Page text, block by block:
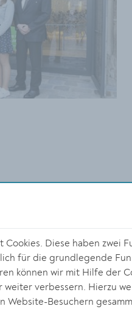
Diese haben zwei
für die grundlegende
können wir mit Hilfe der
weiter verbessern. Hierzu
Website-Besuchern